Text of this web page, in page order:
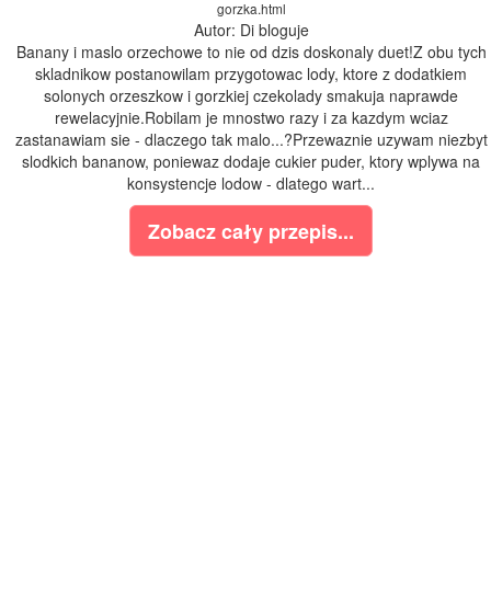
gorzka.html
Autor: Di bloguje
Banany i maslo orzechowe to nie od dzis doskonaly duet!Z obu tych
skladnikow postanowilam przygotowac lody, ktore z dodatkiem
solonych orzeszkow i gorzkiej czekolady smakuja naprawde
rewelacyjnie.Robilam je mnostwo razy i za kazdym wciaz
zastanawiam sie - dlaczego tak malo...?Przewaznie uzywam niezbyt
slodkich bananow, poniewaz dodaje cukier puder, ktory wplywa na
konsystencje lodow - dlatego wart...
Zobacz cały przepis...